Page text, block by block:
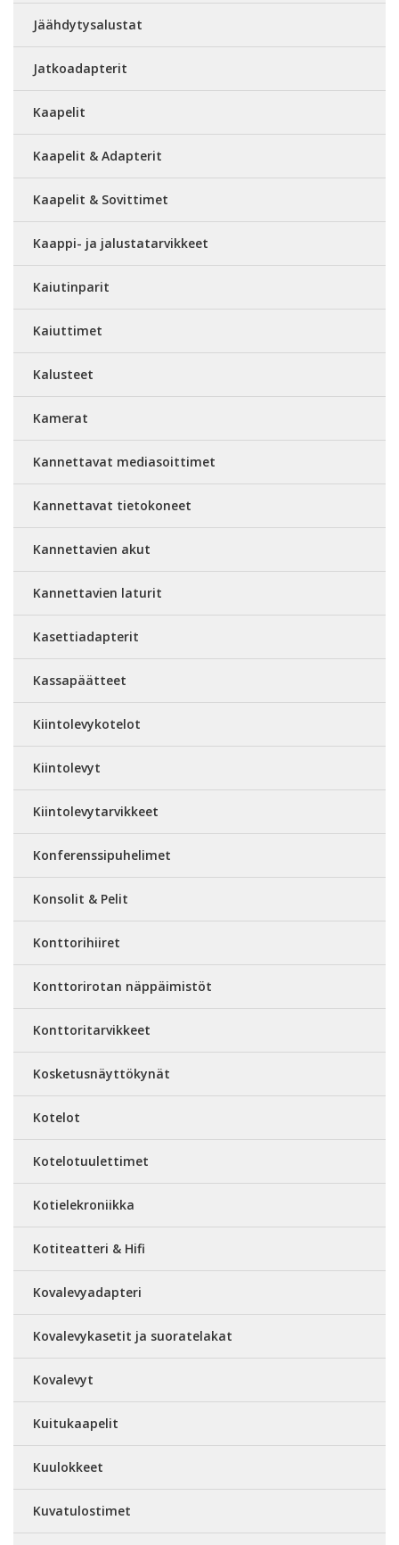
Jäähdytysalustat
Jatkoadapterit
Kaapelit
Kaapelit & Adapterit
Kaapelit & Sovittimet
Kaappi- ja jalustatarvikkeet
Kaiutinparit
Kaiuttimet
Kalusteet
Kamerat
Kannettavat mediasoittimet
Kannettavat tietokoneet
Kannettavien akut
Kannettavien laturit
Kasettiadapterit
Kassapäätteet
Kiintolevykotelot
Kiintolevyt
Kiintolevytarvikkeet
Konferenssipuhelimet
Konsolit & Pelit
Konttorihiiret
Konttorirotan näppäimistöt
Konttoritarvikkeet
Kosketusnäyttökynät
Kotelot
Kotelotuulettimet
Kotielekroniikka
Kotiteatteri & Hifi
Kovalevyadapteri
Kovalevykasetit ja suoratelakat
Kovalevyt
Kuitukaapelit
Kuulokkeet
Kuvatulostimet